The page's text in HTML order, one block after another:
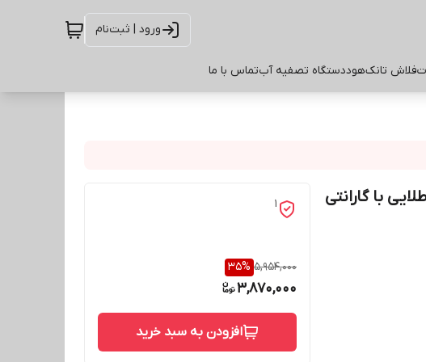
ورود | ثبت‌نام
فلاش تانکهوددستگاه تصفیه آبتماس با ما
با گارانتی
1
5,954,000
35%
3,870,000
افزودن به سبد خرید